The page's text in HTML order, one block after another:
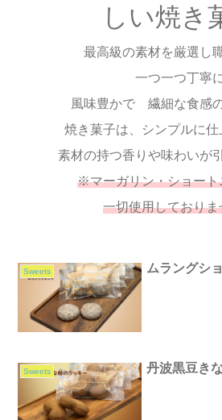
しい焼き
最高級の素材を厳選し
一つ一つ丁寧
風味豊かで 繊細な食感
焼き菓子は、シンプルに
素材の持つ香りや味わいが
※マーガリン・ショート
一切使用しておりま
Sweets ムラングシ
Sweets 丹波黒豆き